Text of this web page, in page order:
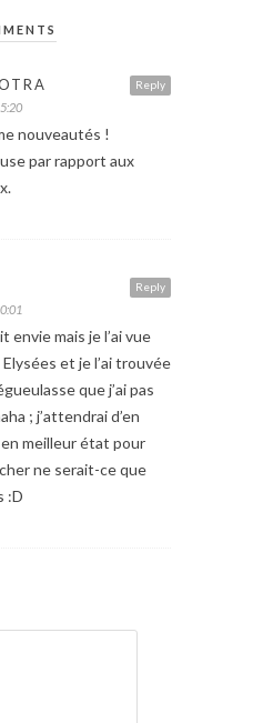
Reply
nouveautés !
par rapport aux
Reply
envie mais je l’ai vue
et je l’ai trouvée
que j’ai pas
; j’attendrai d’en
meilleur état pour
ne serait-ce que
:D